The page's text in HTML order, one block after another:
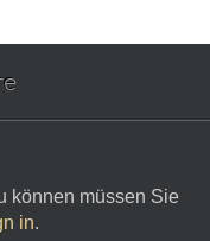
können müssen Sie
in.